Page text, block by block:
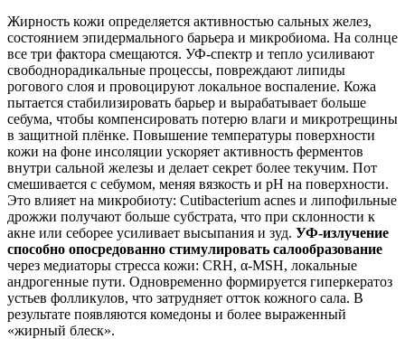
Жирность кожи определяется активностью сальных желез,
состоянием эпидермального барьера и микробиома. На солнце
все три фактора смещаются. УФ‑спектр и тепло усиливают
свободнорадикальные процессы, повреждают липиды
рогового слоя и провоцируют локальное воспаление. Кожа
пытается стабилизировать барьер и вырабатывает больше
себума, чтобы компенсировать потерю влаги и микротрещины
в защитной плёнке. Повышение температуры поверхности
кожи на фоне инсоляции ускоряет активность ферментов
внутри сальной железы и делает секрет более текучим. Пот
смешивается с себумом, меняя вязкость и pH на поверхности.
Это влияет на микробиоту: Cutibacterium acnes и липофильные
дрожжи получают больше субстрата, что при склонности к
акне или себорее усиливает высыпания и зуд. УФ‑излучение
способно опосредованно стимулировать салообразование
через медиаторы стресса кожи: CRH, α‑MSH, локальные
андрогенные пути. Одновременно формируется гиперкератоз
устьев фолликулов, что затрудняет отток кожного сала. В
результате появляются комедоны и более выраженный
«жирный блеск».